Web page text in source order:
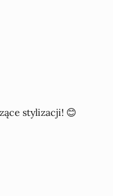
stylizacji! 😊